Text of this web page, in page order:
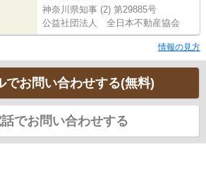
神奈川県知事 (2) 第29885号
公益社団法人 全日本不動産協会
情報の見方
でお問い合わせする(無料)
話でお問い合わせする